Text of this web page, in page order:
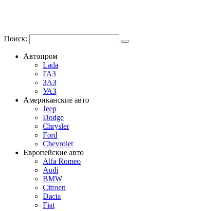
Поиск:
Автопром
Lada
ГАЗ
ЗАЗ
УАЗ
Американские авто
Jeep
Dodge
Chrysler
Ford
Chevrolet
Европейские авто
Alfa Romeo
Audi
BMW
Citroen
Dacia
Fiat